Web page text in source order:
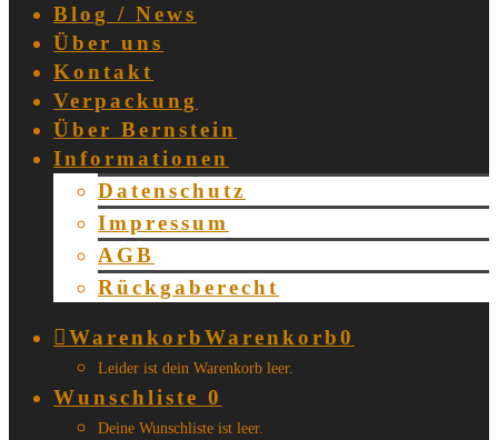
Blog / News
Über uns
Kontakt
Verpackung
Über Bernstein
Informationen
Datenschutz
Impressum
AGB
Rückgaberecht
WarenkorbWarenkorb0
Leider ist dein Warenkorb leer.
Wunschliste 0
Deine Wunschliste ist leer.